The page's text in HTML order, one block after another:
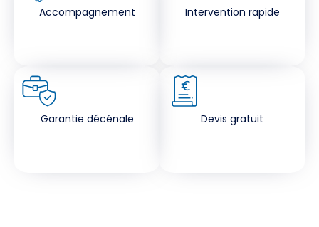
Accompagnement Intervention rapide
Garantie décénale Devis gratuit